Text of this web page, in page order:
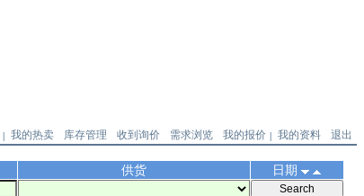
| 我的热卖 库存管理 收到询价 需求浏览 我的报价 | 我的资料 退出
供货 日期